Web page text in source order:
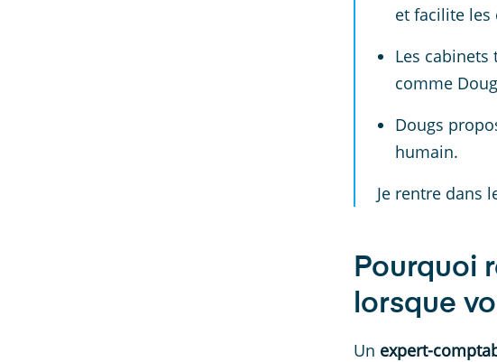
et facilite les
Les
comme
Dougs
humain.
Je rentre dans
Pourquoi
lorsque
Un expert-